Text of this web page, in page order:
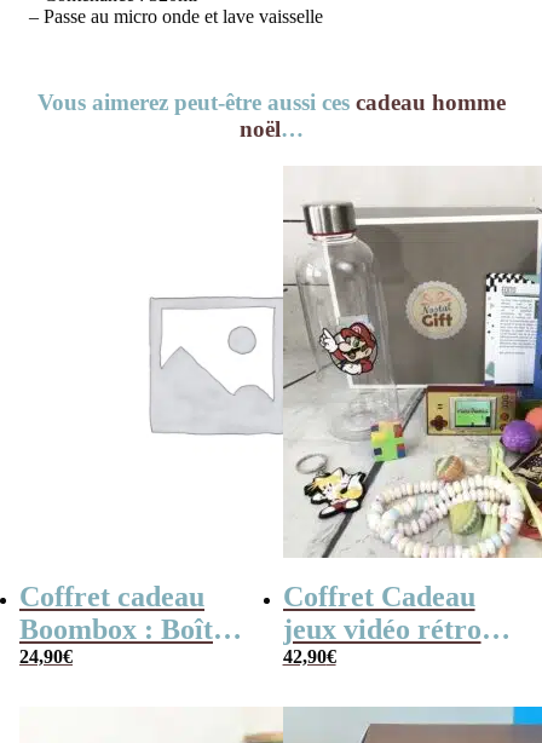
– Passe au micro onde et lave vaisselle
Vous aimerez peut-être aussi ces cadeau homme
noël…
Coffret cadeau
Boombox : Boîte
bonbons des
24,90€
Coffret Cadeau
jeux vidéo rétro
(avec sa console de
42,90€